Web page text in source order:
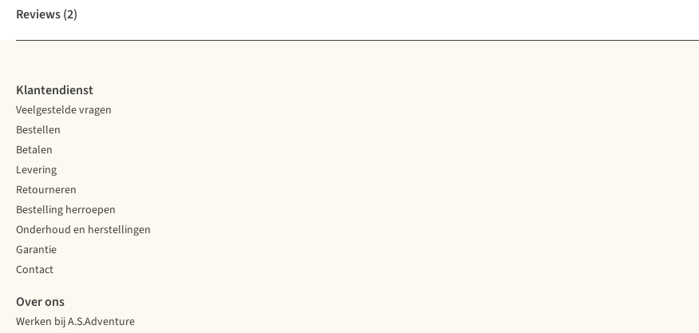
Reviews(2)
Klantendienst
Veelgestelde vragen
Bestellen
Betalen
Levering
Retourneren
Bestelling herroepen
Onderhoud en herstellingen
Garantie
Contact
Over ons
Werken bij A.S.Adventure